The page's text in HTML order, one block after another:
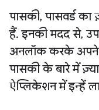
पासकी, पासवर्ड
हैं. इनकी मदद से,
अनलॉक करके अपने
पासकी के बारे में
ऐप्लिकेशन में इन्हें